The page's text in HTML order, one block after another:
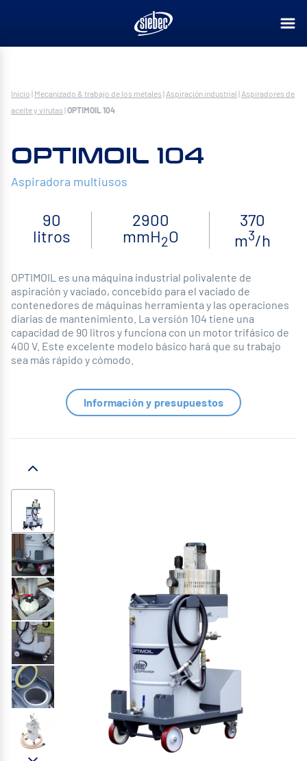
Inicio | Mecanizado & trabajo de los metales | Aspiración industrial | Aspiradores de
aceite y virutas |OPTIMOIL 104
OPTIMOIL 104
Aspiradora multiusos
90
litros
2900
mmH2O
370
m3/h
OPTIMOIL es una máquina industrial polivalente de
aspiración y vaciado, concebido para el vaciado de
contenedores de máquinas herramienta y las operaciones
diarias de mantenimiento. La versión 104 tiene una
capacidad de 90 litros y funciona con un motor trifásico de
400 V. Este excelente modelo básico hará que su trabajo
sea más rápido y cómodo.
Información y presupuestos